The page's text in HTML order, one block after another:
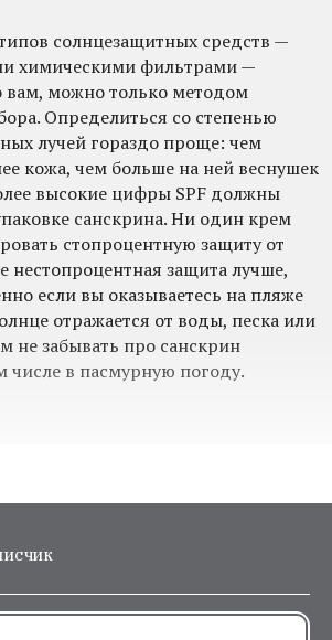
солнцезащитных средств —
химическими фильтрами —
можно только методом
Определиться со степенью
лучей гораздо проще: чем
кожа, чем больше на ней веснушек
высокие цифры SPF должны
санскрина. Ни один крем
стопроцентную защиту от
защита лучше,
если вы оказываетесь на пляже
отражается от воды, песка или
не забывать про санскрин
числе в пасмурную погоду.